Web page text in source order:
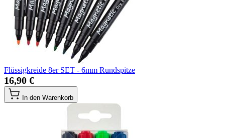
Flüssigkreide 8er SET - 6mm Rundspitze
16,90 €
In den Warenkorb